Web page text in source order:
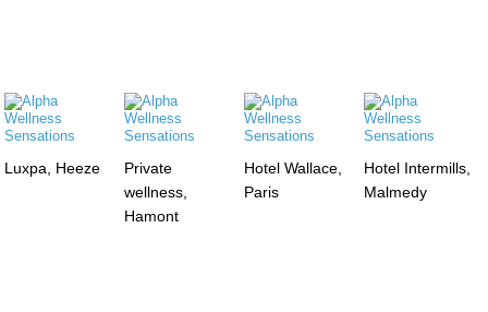
Luxpa, Heeze
Private
wellness,
Hamont
Hotel Wallace,
Paris
Hotel Intermills,
Malmedy